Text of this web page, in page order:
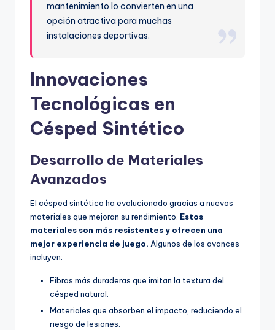
mantenimiento lo convierten en una
opción atractiva para muchas
instalaciones deportivas.
Innovaciones
Tecnológicas en
Césped Sintético
Desarrollo de Materiales
Avanzados
El césped sintético ha evolucionado gracias a nuevos
materiales que mejoran su rendimiento. Estos
materiales son más resistentes y ofrecen una
mejor experiencia de juego. Algunos de los avances
incluyen:
Fibras más duraderas que imitan la textura del
césped natural.
Materiales que absorben el impacto, reduciendo el
riesgo de lesiones.